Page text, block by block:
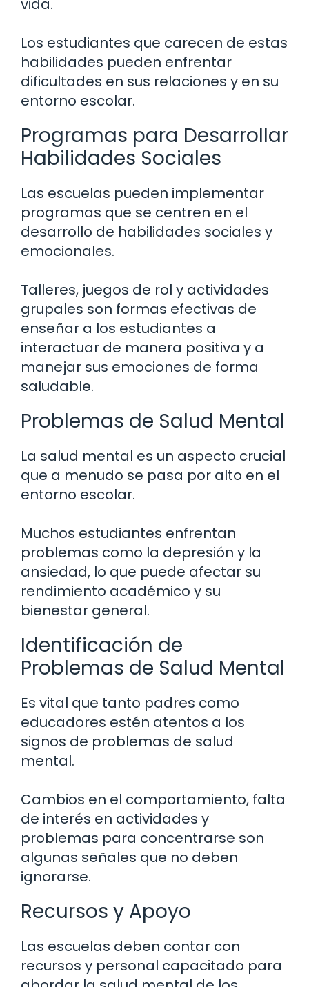
vida.
Los estudiantes que carecen de estas
habilidades pueden enfrentar
dificultades en sus relaciones y en su
entorno escolar.
Programas para Desarrollar
Habilidades Sociales
Las escuelas pueden implementar
programas que se centren en el
desarrollo de habilidades sociales y
emocionales.
Talleres, juegos de rol y actividades
grupales son formas efectivas de
enseñar a los estudiantes a
interactuar de manera positiva y a
manejar sus emociones de forma
saludable.
Problemas de Salud Mental
La salud mental es un aspecto crucial
que a menudo se pasa por alto en el
entorno escolar.
Muchos estudiantes enfrentan
problemas como la depresión y la
ansiedad, lo que puede afectar su
rendimiento académico y su
bienestar general.
Identificación de
Problemas de Salud Mental
Es vital que tanto padres como
educadores estén atentos a los
signos de problemas de salud
mental.
Cambios en el comportamiento, falta
de interés en actividades y
problemas para concentrarse son
algunas señales que no deben
ignorarse.
Recursos y Apoyo
Las escuelas deben contar con
recursos y personal capacitado para